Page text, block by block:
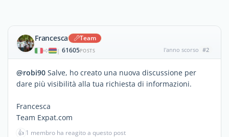
Francesca Team
| 61605POSTS l'anno scorso #2
@robi90 Salve, ho creato una nuova discussione per
dare più visibilità alla tua richiesta di informazioni.
Francesca
Team Expat.com
👍 1 membro ha reagito a questo post